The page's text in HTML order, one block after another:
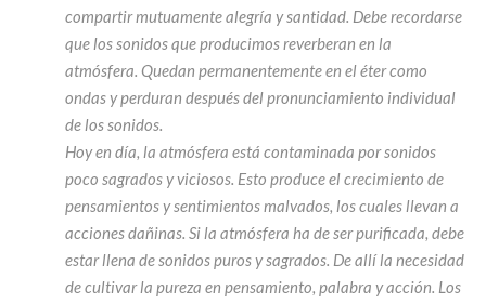
compartir mutuamente alegría y santidad. Debe recordarse
que los sonidos que producimos reverberan en la
atmósfera. Quedan permanentemente en el éter como
ondas y perduran después del pronunciamiento individual
de los sonidos.
Hoy en día, la atmósfera está contaminada por sonidos
poco sagrados y viciosos. Esto produce el crecimiento de
pensamientos y sentimientos malvados, los cuales llevan a
acciones dañinas. Si la atmósfera ha de ser purificada, debe
estar llena de sonidos puros y sagrados. De allí la necesidad
de cultivar la pureza en pensamiento, palabra y acción. Los